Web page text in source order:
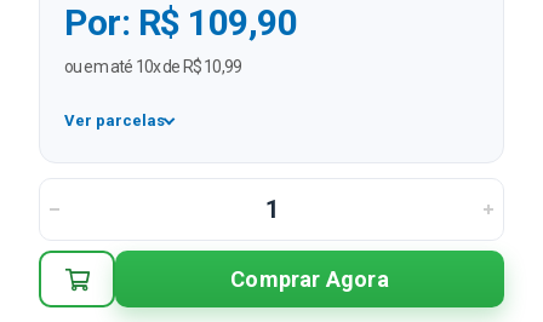
Por: R$ 109,90
ou em até 10x de R$ 10,99
Ver parcelas
1x R$ 109,90
3x R$ 36,63 sem juros
4x R$ 27,48 sem juros
Comprar Agora